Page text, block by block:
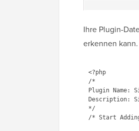
Ihre Plugin-
erkennen
<?php
/*
Plugin Name:
Description:
*/
/* Start